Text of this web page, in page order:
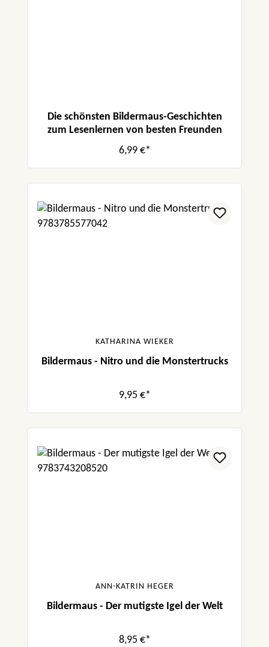
Die schönsten Bildermaus-Geschichten
zum Lesenlernen von besten Freunden
6,99 €*
KATHARINA WIEKER
Bildermaus - Nitro und die Monstertrucks
9,95 €*
ANN-KATRIN HEGER
Bildermaus - Der mutigste Igel der Welt
8,95 €*